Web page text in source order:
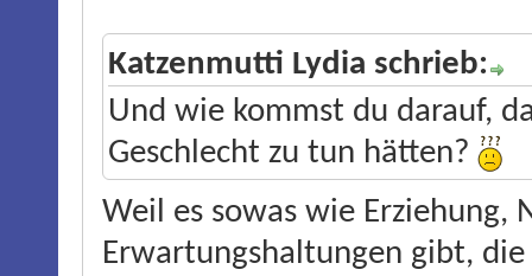
Katzenmutti Lydia schrieb:
Und wie kommst du darauf,
Geschlecht zu tun hätten?
Weil es sowas wie Erziehung,
Erwartungshaltungen gibt,